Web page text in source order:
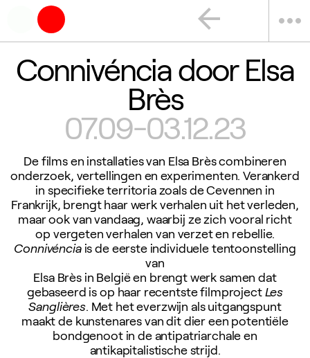
more_horiz
arrow_back
Connivéncia door Elsa
Brès
07.09-03.12.23
De films en installaties van Elsa Brès combineren
onderzoek, vertellingen en experimenten. Verankerd
in specifieke territoria zoals de Cevennen in
Frankrijk, brengt haar werk verhalen uit het verleden,
maar ook van vandaag, waarbij ze zich vooral richt
op vergeten verhalen van verzet en rebellie.
Connivénciais de eerste individuele tentoonstelling
van
Elsa Brès in België en brengt werk samen dat
gebaseerd is op haar recentste filmprojectLes
Sanglières. Met het everzwijn als uitgangspunt
maakt de kunstenares van dit dier een potentiële
bondgenoot in de antipatriarchale en
antikapitalistische strijd.